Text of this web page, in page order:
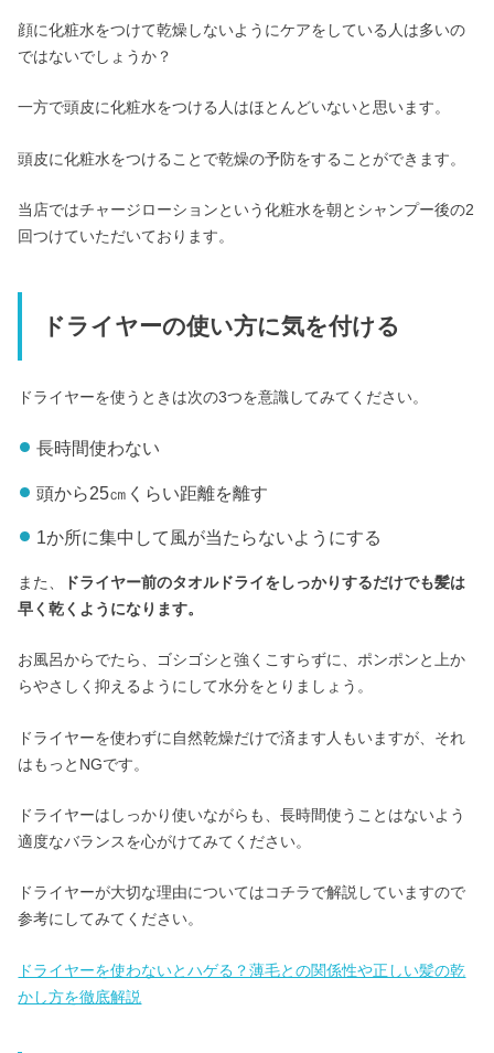
顔に化粧水をつけて乾燥しないようにケアをしている人は多いの
ではないでしょうか？
一方で頭皮に化粧水をつける人はほとんどいないと思います。
頭皮に化粧水をつけることで乾燥の予防をすることができます。
当店ではチャージローションという化粧水を朝とシャンプー後の2
回つけていただいております。
ドライヤーの使い方に気を付ける
ドライヤーを使うときは次の3つを意識してみてください。
長時間使わない
頭から25㎝くらい距離を離す
1か所に集中して風が当たらないようにする
また、
ドライヤー前のタオルドライをしっかりするだけでも髪は
早く乾くようになります。
お風呂からでたら、ゴシゴシと強くこすらずに、ポンポンと上か
らやさしく抑えるようにして水分をとりましょう。
ドライヤーを使わずに自然乾燥だけで済ます人もいますが、それ
はもっとNGです。
ドライヤーはしっかり使いながらも、長時間使うことはないよう
適度なバランスを心がけてみてください。
ドライヤーが大切な理由についてはコチラで解説していますので
参考にしてみてください。
ドライヤーを使わないとハゲる？薄毛との関係性や正しい髪の乾
かし方を徹底解説